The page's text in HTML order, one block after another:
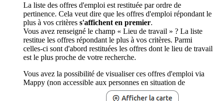
La liste des offres d'emploi est restituée par ordre de
pertinence. Cela veut dire que les offres d'emploi répondant le
plus à vos critères s'affichent en premier.
Vous avez renseigné le champ « Lieu de travail » ? La liste
restitue les offres répondant le plus à vos critères. Parmi
celles-ci sont d'abord restituées les offres dont le lieu de travail
est le plus proche de votre recherche.
Vous avez la possibilité de visualiser ces offres d'emploi via
Mappy (non accessible aux personnes en situation de